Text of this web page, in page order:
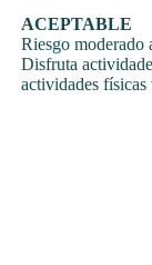
ACEPTABLE
Riesgo moderado
Disfruta
actividades